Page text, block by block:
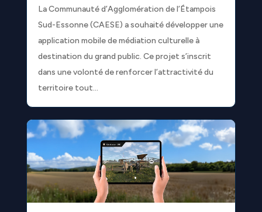
La Communauté d’Agglomération de l’Étampois
Sud-Essonne (CAESE) a souhaité développer une
application mobile de médiation culturelle à
destination du grand public. Ce projet s’inscrit
dans une volonté de renforcer l’attractivité du
territoire tout...